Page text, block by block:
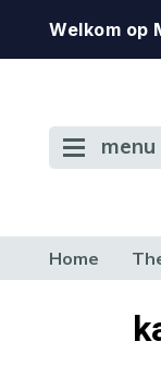
Welkom op
menu
Home
TERUG NAAR